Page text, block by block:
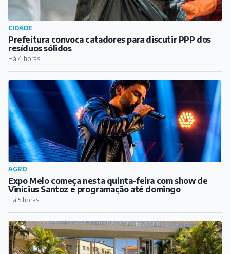
CIDADE
Prefeitura convoca catadores para discutir PPP dos
resíduos sólidos
Há 4 horas
AGRO
Expo Melo começa nesta quinta-feira com show de
Vinicius Santoz e programação até domingo
Há 5 horas